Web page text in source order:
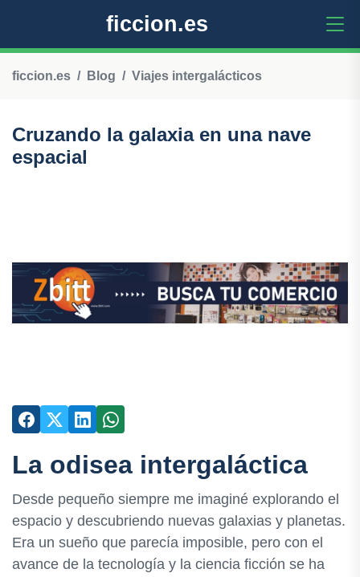
ficcion.es
ficcion.es Blog Viajes intergalácticos
Cruzando la galaxia en una nave
espacial
La odisea intergaláctica
Desde pequeño siempre me imaginé explorando el
espacio y descubriendo nuevas galaxias y planetas.
Era un sueño que parecía imposible, pero con el
avance de la tecnología y la ciencia ficción se ha